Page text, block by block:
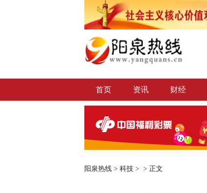
首页 资讯 财经
阳泉热线 > 科技 > > 正文